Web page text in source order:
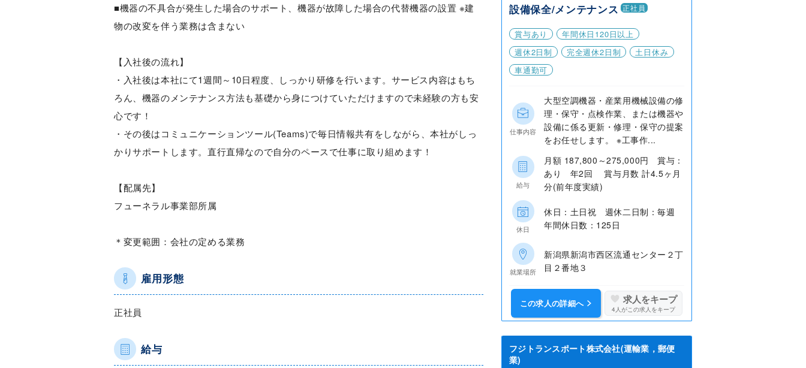
■機器の不具合が発生した場合のサポート、機器が故障した場合の代替機器の設置 ※建
物の改変を伴う業務は含まない
【入社後の流れ】
・入社後は本社にて1週間～10日程度、しっかり研修を行います。サービス内容はもち
ろん、機器のメンテナンス方法も基礎から身につけていただけますので未経験の方も安
心です！
・その後はコミュニケーションツール(Teams)で毎日情報共有をしながら、本社がしっ
かりサポートします。直行直帰なので自分のペースで仕事に取り組めます！
【配属先】
フューネラル事業部所属
＊変更範囲：会社の定める業務
雇用形態
正社員
給与
設備保全/メンテナンス 正社員
賞与あり
年間休日120日以上
週休2日制
完全週休2日制
土日休み
車通勤可
仕事内容
大型空調機器・産業用機械設備の修
理・保守・点検作業、または機器や
設備に係る更新・修理・保守の提案
をお任せします。 ※工事作...
給与
月額 187,800～275,000円 賞与：
あり 年2回 賞与月数 計4.5ヶ月
分(前年度実績)
休日
休日：土日祝 週休二日制：毎週
年間休日数：125日
就業場所
新潟県新潟市西区流通センター２丁
目２番地３
この求人の詳細へ 求人をキープ
4 人がこの求人をキープ
フジトランスポート株式会社(運輸業，郵便
業)